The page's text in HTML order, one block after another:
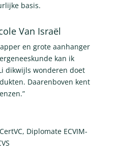
basis.
Van Israël
en grote aanhanger
kan ik
dikwijls wonderen doet
Daarenboven kent
Diplomate ECVIM-